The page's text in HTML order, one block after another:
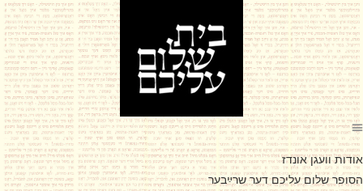
אודות וועגן אונדז
הסופר שלום עליכם דער שרײַבער